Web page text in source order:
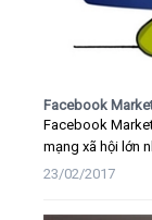
Facebook
Facebook
mạng xã hội lớn
23/02/2017